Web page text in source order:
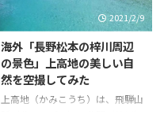
2021/2/9
海外「長野松本の梓川周辺
の景色」上高地の美しい自
然を空撮してみた
上高地（かみこうち）は、飛騨山